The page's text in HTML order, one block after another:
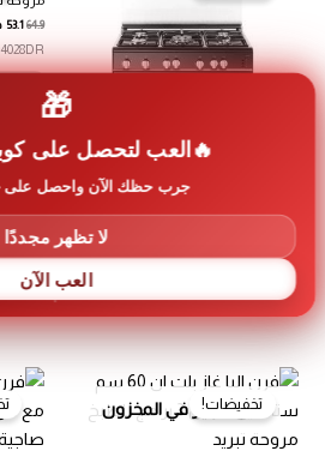
106 لتر ومناصب سكب سميكة مع مروحة
830.5
CBB 965 FGLC NEW
64.9
53.1
غير متوفر في المخزون
تخفيضات!
🎁
العب لتحصل على
جرب حظك الآن واحصل
لا تظهر مجددًا
العب الآن